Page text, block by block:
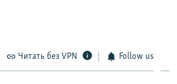
Читать без VPN Follow us